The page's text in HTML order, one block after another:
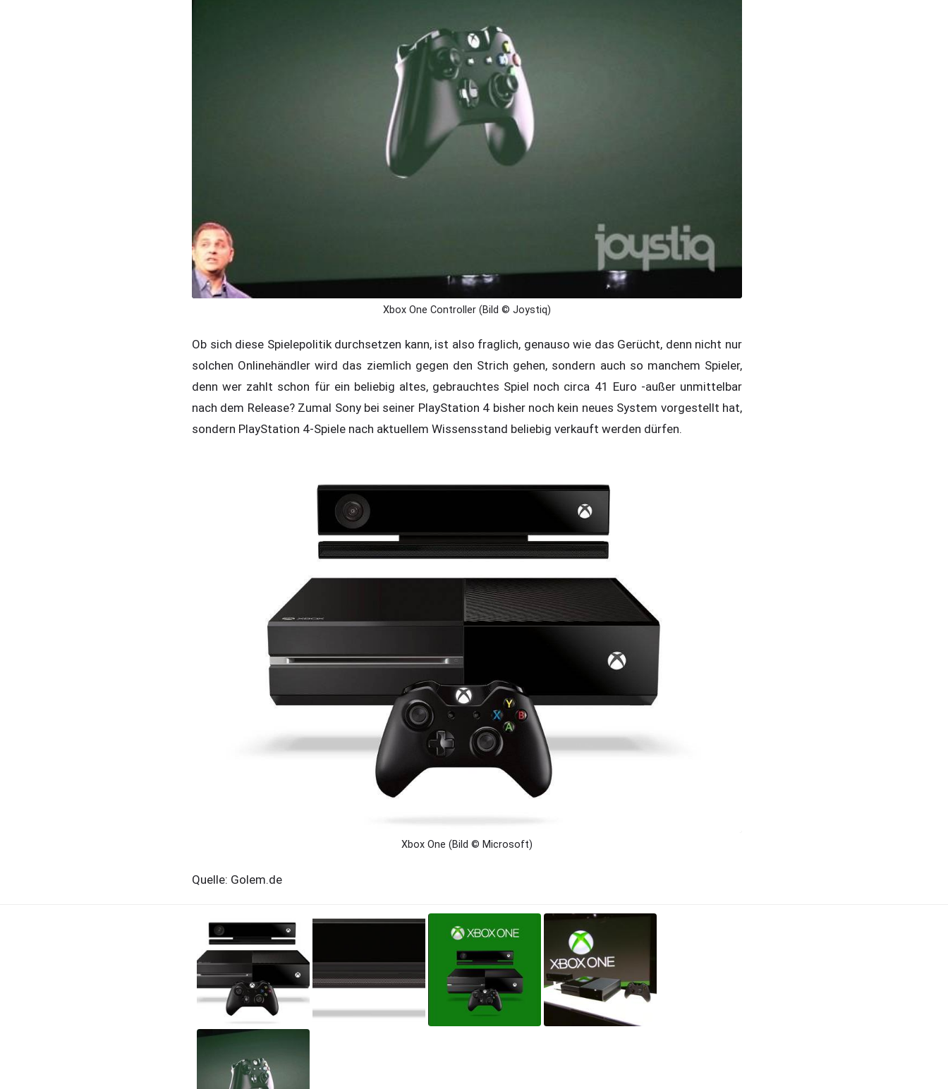
Xbox One Controller (Bild © Joystiq)
Ob sich diese Spielepolitik durchsetzen kann, ist also fraglich, genauso wie das Gerücht, denn nicht nur
solchen Onlinehändler wird das ziemlich gegen den Strich gehen, sondern auch so manchem Spieler,
denn wer zahlt schon für ein beliebig altes, gebrauchtes Spiel noch circa 41 Euro -außer unmittelbar
nach dem Release? Zumal Sony bei seiner PlayStation 4 bisher noch kein neues System vorgestellt hat,
sondern PlayStation 4-Spiele nach aktuellem Wissensstand beliebig verkauft werden dürfen.
Xbox One (Bild © Microsoft)
Quelle: Golem.de